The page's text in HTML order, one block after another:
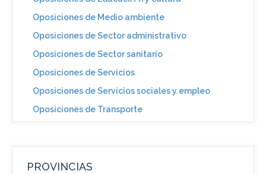
Oposiciones de Medio ambiente
Oposiciones de Sector administrativo
Oposiciones de Sector sanitario
Oposiciones de Servicios
Oposiciones de Servicios sociales y empleo
Oposiciones de Transporte
PROVINCIAS